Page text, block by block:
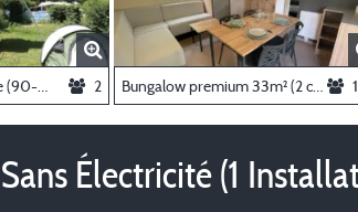
Emplacement classique (90-100m²), sans électricité (1 installation/1 voiture/pas d'électricité) 2 Bungalow premium 33m² (2 chambres, maximum 4 personnes)
Électricité (1